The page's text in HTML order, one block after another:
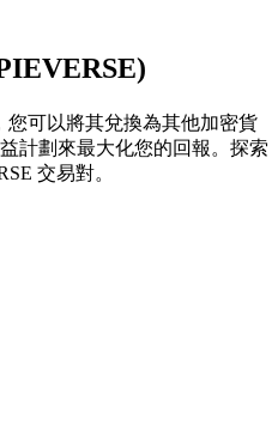
您可以將其兌換為其他加密貨
計劃來最大化您的回報。探索
交易對。